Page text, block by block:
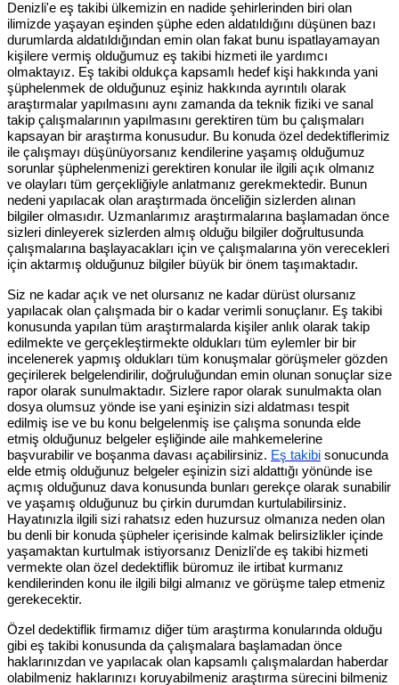
Denizli'e eş takibi ülkemizin en nadide şehirlerinden biri olan
ilimizde yaşayan eşinden şüphe eden aldatıldığını düşünen bazı
durumlarda aldatıldığından emin olan fakat bunu ispatlayamayan
kişilere vermiş olduğumuz eş takibi hizmeti ile yardımcı
olmaktayız. Eş takibi oldukça kapsamlı hedef kişi hakkında yani
şüphelenmek de olduğunuz eşiniz hakkında ayrıntılı olarak
araştırmalar yapılmasını aynı zamanda da teknik fiziki ve sanal
takip çalışmalarının yapılmasını gerektiren tüm bu çalışmaları
kapsayan bir araştırma konusudur. Bu konuda özel dedektiflerimiz
ile çalışmayı düşünüyorsanız kendilerine yaşamış olduğumuz
sorunlar şüphelenmenizi gerektiren konular ile ilgili açık olmanız
ve olayları tüm gerçekliğiyle anlatmanız gerekmektedir. Bunun
nedeni yapılacak olan araştırmada önceliğin sizlerden alınan
bilgiler olmasıdır. Uzmanlarımız araştırmalarına başlamadan önce
sizleri dinleyerek sizlerden almış olduğu bilgiler doğrultusunda
çalışmalarına başlayacakları için ve çalışmalarına yön verecekleri
için aktarmış olduğunuz bilgiler büyük bir önem taşımaktadır.
Siz ne kadar açık ve net olursanız ne kadar dürüst olursanız
yapılacak olan çalışmada bir o kadar verimli sonuçlanır. Eş takibi
konusunda yapılan tüm araştırmalarda kişiler anlık olarak takip
edilmekte ve gerçekleştirmekte oldukları tüm eylemler bir bir
incelenerek yapmış oldukları tüm konuşmalar görüşmeler gözden
geçirilerek belgelendirilir, doğruluğundan emin olunan sonuçlar size
rapor olarak sunulmaktadır. Sizlere rapor olarak sunulmakta olan
dosya olumsuz yönde ise yani eşinizin sizi aldatması tespit
edilmiş ise ve bu konu belgelenmiş ise çalışma sonunda elde
etmiş olduğunuz belgeler eşliğinde aile mahkemelerine
başvurabilir ve boşanma davası açabilirsiniz. Eş takibi sonucunda
elde etmiş olduğunuz belgeler eşinizin sizi aldattığı yönünde ise
açmış olduğunuz dava konusunda bunları gerekçe olarak sunabilir
ve yaşamış olduğunuz bu çirkin durumdan kurtulabilirsiniz.
Hayatınızla ilgili sizi rahatsız eden huzursuz olmanıza neden olan
bu denli bir konuda şüpheler içerisinde kalmak belirsizlikler içinde
yaşamaktan kurtulmak istiyorsanız Denizli'de eş takibi hizmeti
vermekte olan özel dedektiflik büromuz ile irtibat kurmanız
kendilerinden konu ile ilgili bilgi almanız ve görüşme talep etmeniz
gerekecektir.
Özel dedektiflik firmamız diğer tüm araştırma konularında olduğu
gibi eş takibi konusunda da çalışmalara başlamadan önce
haklarınızdan ve yapılacak olan kapsamlı çalışmalardan haberdar
olabilmeniz haklarınızı koruyabilmeniz araştırma sürecini bilmeniz